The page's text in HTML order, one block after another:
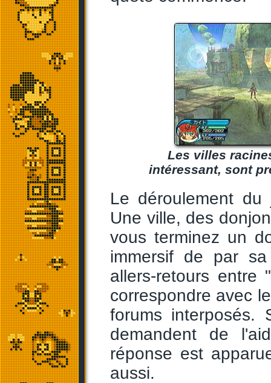
Les villes
intéressant, sont
Le déroulement
Une ville, des
vous terminez un
immersif de par
allers-retours entre
correspondre avec
forums interposés.
demandent de
réponse est
aussi.